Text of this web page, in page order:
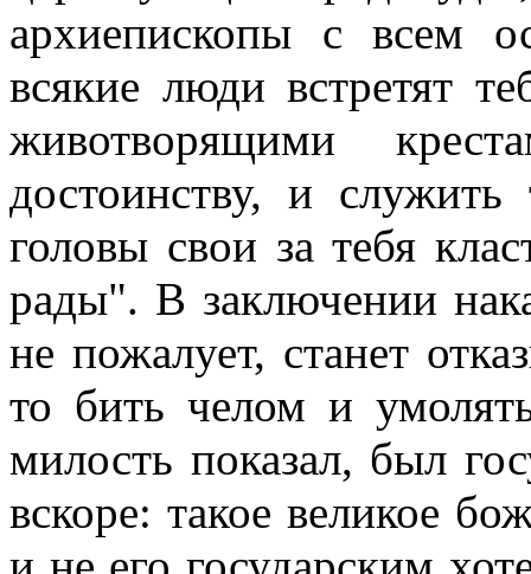
архиепископы с всем
всякие люди встретят
животворящими
достоинству, и
головы свои за тебя
рады". В заключении
не пожалует, станет
то бить челом и
милость показал, был
вскоре: такое великое